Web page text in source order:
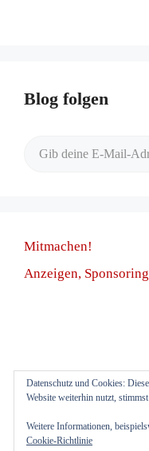
Blog folgen
Mitmachen!
Anzeigen,
Anmelden
Datenschutz und Cookies:
Website weiterhin nutzt,
Weitere Informationen,
Cookie-Richtlinie